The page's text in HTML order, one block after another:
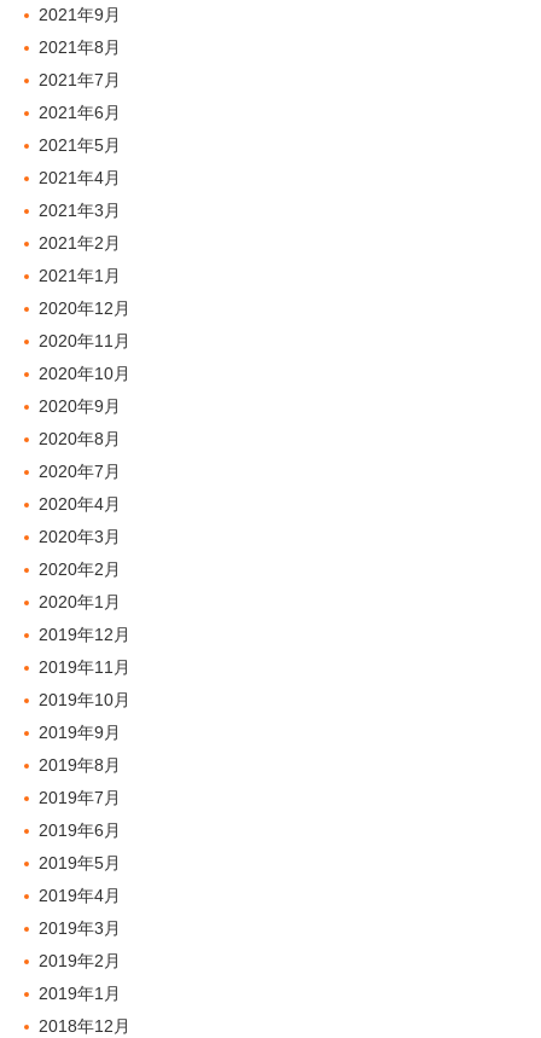
2021年9月
2021年8月
2021年7月
2021年6月
2021年5月
2021年4月
2021年3月
2021年2月
2021年1月
2020年12月
2020年11月
2020年10月
2020年9月
2020年8月
2020年7月
2020年4月
2020年3月
2020年2月
2020年1月
2019年12月
2019年11月
2019年10月
2019年9月
2019年8月
2019年7月
2019年6月
2019年5月
2019年4月
2019年3月
2019年2月
2019年1月
2018年12月